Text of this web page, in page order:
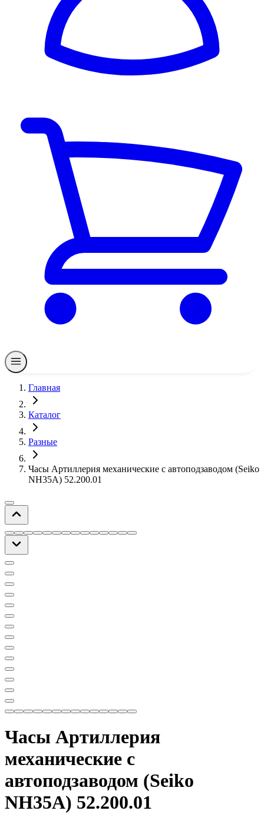
Главная
Каталог
Разные
Часы Артиллерия механические с автоподзаводом (Seiko
NH35A) 52.200.01
Часы Артиллерия
механические с
автоподзаводом (Seiko
NH35A) 52.200.01